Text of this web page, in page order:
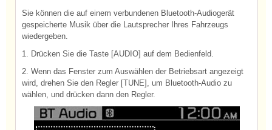
Sie können die auf einem verbundenen Bluetooth-Audiogerät
gespeicherte Musik über die Lautsprecher Ihres Fahrzeugs
wiedergeben.
1. Drücken Sie die Taste [AUDIO] auf dem Bedienfeld.
2. Wenn das Fenster zum Auswählen der Betriebsart angezeigt
wird, drehen Sie den Regler [TUNE], um Bluetooth-Audio zu
wählen, und drücken dann den Regler.